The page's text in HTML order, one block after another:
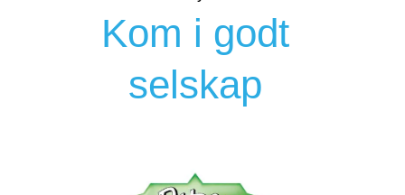
Kom i godt
selskap